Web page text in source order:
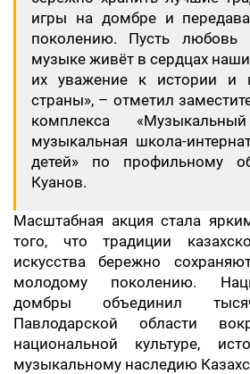
игры на домбре и
поколению. Пусть любовь
музыке живёт в сердцах
их уважение к истории и
страны», – отметил
комплекса
музыкальная школа-
детей» по профильному
Куанов.
Масштабная акция стала
того, что традиции
искусства бережно
молодому поколению.
домбры объединил
Павлодарской области
национальной культуре,
музыкальному наследию